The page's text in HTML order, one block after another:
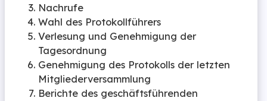
Nachrufe
Wahl des Protokollführers
Verlesung und Genehmigung der
Tagesordnung
Genehmigung des Protokolls der letzten
Mitgliederversammlung
Berichte des geschäftsführenden